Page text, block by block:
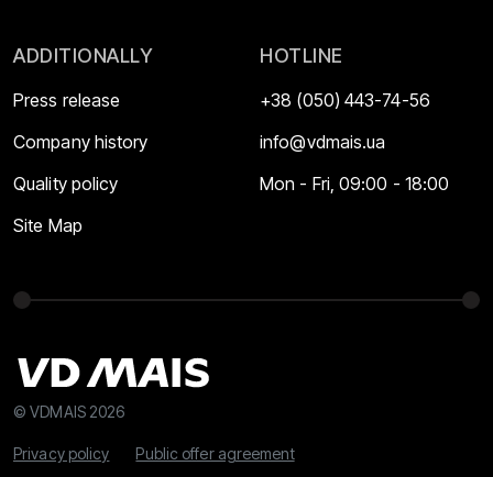
ADDITIONALLY
Press release
Company history
Quality policy
Site Map
HOTLINE
+38 (050) 443-74-56
info@vdmais.ua
Mon - Fri, 09:00 - 18:00
© VDMAIS 2026
Privacy policy Public offer agreement